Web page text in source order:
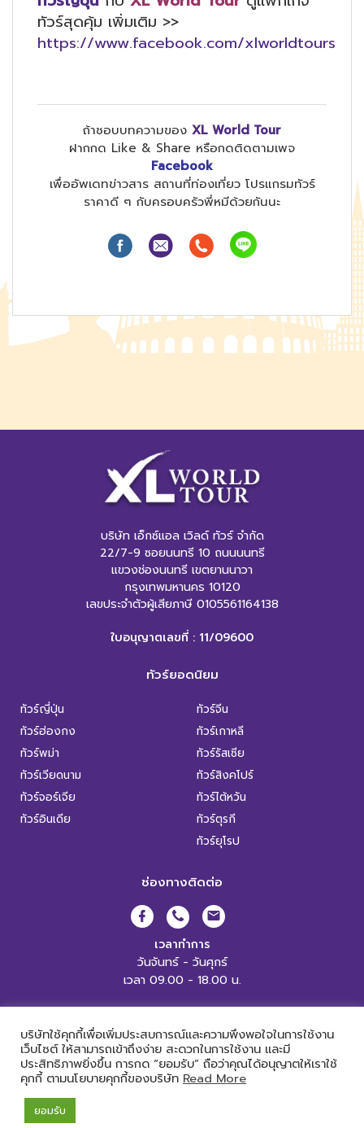
ทัวร์สุดคุ้ม เพิ่มเติม >>
https://www.facebook.com/xlworldtours
ถ้าชอบบทความของ XL World Tour
ฝากกด Like & Share หรือกดติดตามเพจ
Facebook
เพื่ออัพเดทข่าวสาร สถานที่ท่องเที่ยว โปรแกรมทัวร์
ราคาดี ๆ กับครอบครัวพี่หมีด้วยกันนะ
บริษัทใช้คุกกี้เพื่อเพิ่มประสบการณ์และความพึงพอใจในการใช้งาน
เว็บไซต์ ให้สามารถเข้าถึงง่าย สะดวกในการใช้งาน และมี
ประสิทธิภาพยิ่งขึ้น การกด “ยอมรับ” ถือว่าคุณได้อนุญาตให้เราใช้
คุกกี้ ตามนโยบายคุกกี้ของบริษัท Read More
ยอมรับ
บริษัท เอ็กซ์แอล เวิลด์ ทัวร์ จำกัด
22/7-9 ซอยนนทรี 10 ถนนนนทรี
แขวงช่องนนทรี เขตยานนาวา
กรุงเทพมหานคร 10120
เลขประจำตัวผู้เสียภาษี 0105561164138
ใบอนุญาตเลขที่ : 11/09600
ทัวร์ยอดนิยม
ทัวร์ญี่ปุ่น
ทัวร์ฮ่องกง
ทัวร์พม่า
ทัวร์เวียดนาม
ทัวร์จอร์เจีย
ทัวร์อินเดีย
ทัวร์จีน
ทัวร์เกาหลี
ทัวร์รัสเซีย
ทัวร์สิงคโปร์
ทัวร์ไต้หวัน
ทัวร์ตุรกี
ทัวร์ยุโรป
ช่องทางติดต่อ
เวลาทำการ
วันจันทร์ - วันศุกร์
เวลา 09.00 - 18.00 น.
Powered by